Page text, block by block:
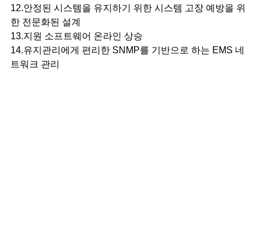
12.안정된 시스템을 유지하기 위한 시스템 고장 예방을 위
한 전문화된 설계
13.지원 소프트웨어 온라인 상승
14.유지관리에게 편리한 SNMP를 기반으로 하는 EMS 네
트워크 관리